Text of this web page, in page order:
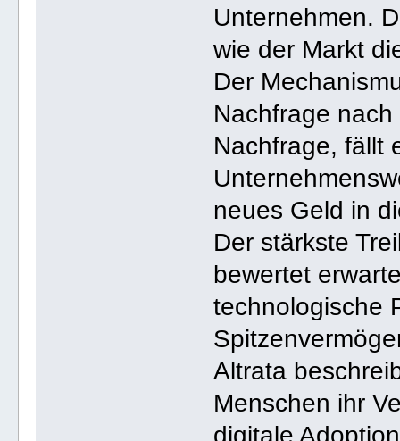
Unternehmen.
wie der Markt
Der
Nachfrage
Nachfrage, fällt
neues Geld in
Der stärkste
bewertet
technologische
Altrata
Menschen ihr
digitale